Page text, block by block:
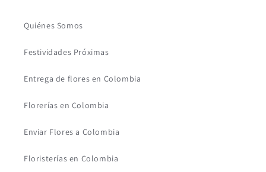
Quiénes Somos
Festividades Próximas
Entrega de flores en Colombia
Florerías en Colombia
Enviar Flores a Colombia
Floristerías en Colombia